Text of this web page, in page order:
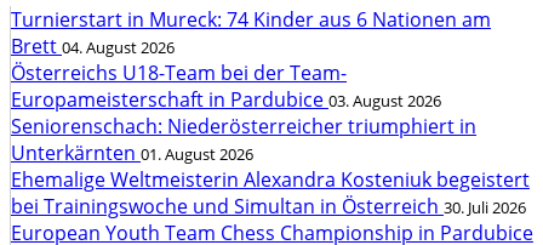
Turnierstart in Mureck: 74 Kinder aus 6 Nationen am
Brett 04. August 2026
Österreichs U18-Team bei der Team-
Europameisterschaft in Pardubice 03. August 2026
Seniorenschach: Niederösterreicher triumphiert in
Unterkärnten 01. August 2026
Ehemalige Weltmeisterin Alexandra Kosteniuk begeistert
bei Trainingswoche und Simultan in Österreich 30. Juli 2026
European Youth Team Chess Championship in Pardubice